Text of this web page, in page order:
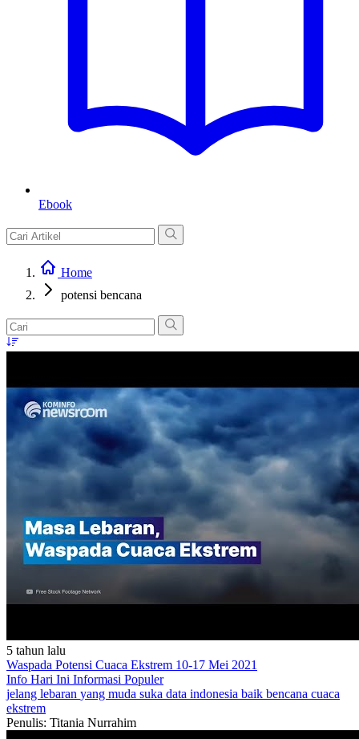
Ebook
Home
potensi bencana
5 tahun lalu
Waspada Potensi Cuaca Ekstrem 10-17 Mei 2021
Info Hari Ini Informasi Populer
jelang lebaran yang muda suka data indonesia baik bencana cuaca
ekstrem
Penulis: Titania Nurrahim